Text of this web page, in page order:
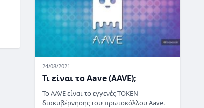
24/08/2021
Τι είναι το Aave (AAVE);
Το AAVE είναι το εγγενές TOKEN
διακυβέρνησης του πρωτοκόλλου Aave.